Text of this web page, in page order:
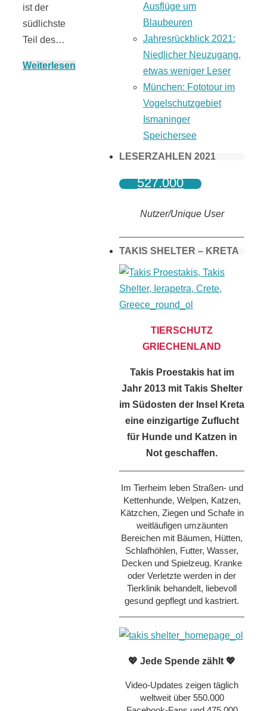
ist der
südlichste
Teil des…
Weiterlesen
Ausflüge um
Blaubeuren
Jahresrückblick 2021:
Niedlicher Neuzugang,
etwas weniger Leser
München: Fototour im
Vogelschutzgebiet
Ismaninger
Speichersee
LESERZAHLEN 2021
527.000
Nutzer/Unique User
TAKIS SHELTER – KRETA
TIERSCHUTZ
GRIECHENLAND
Takis Proestakis hat im
Jahr 2013 mit Takis Shelter
im Südosten der Insel Kreta
eine einzigartige Zuflucht
für Hunde und Katzen in
Not geschaffen.
Im Tierheim leben Straßen- und
Kettenhunde, Welpen, Katzen,
Kätzchen, Ziegen und Schafe in
weitläufigen umzäunten
Bereichen mit Bäumen, Hütten,
Schlafhöhlen, Futter, Wasser,
Decken und Spielzeug. Kranke
oder Verletzte werden in der
Tierklinik behandelt, liebevoll
gesund gepflegt und kastriert.
💖 Jede Spende zählt 💖
Video-Updates zeigen täglich
weltweit über 550.000